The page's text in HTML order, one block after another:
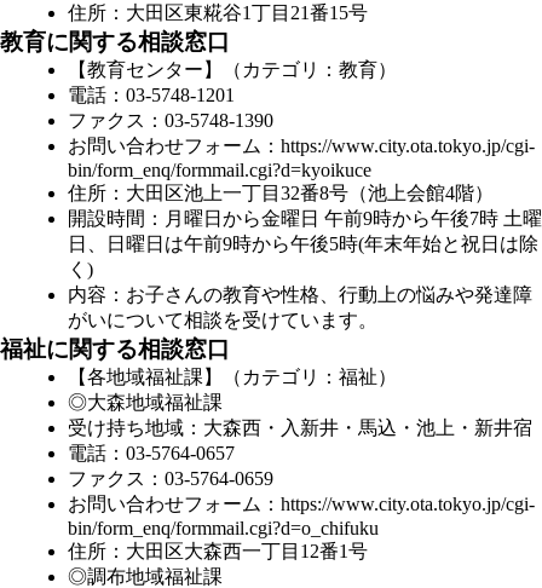
住所：大田区東糀谷1丁目21番15号
教育に関する相談窓口
【教育センター】（カテゴリ：教育）
電話：03-5748-1201
ファクス：03-5748-1390
お問い合わせフォーム： https://www.city.ota.tokyo.jp/cgi-
bin/form_enq/formmail.cgi?d=kyoikuce
住所：大田区池上一丁目32番8号（池上会館4階）
開設時間：月曜日から金曜日 午前9時から午後7時 土曜
日、日曜日は午前9時から午後5時(年末年始と祝日は除
く)
内容：お子さんの教育や性格、行動上の悩みや発達障
がいについて相談を受けています。
福祉に関する相談窓口
【各地域福祉課】（カテゴリ：福祉）
◎大森地域福祉課
受け持ち地域：大森西・入新井・馬込・池上・新井宿
電話：03-5764-0657
ファクス：03-5764-0659
お問い合わせフォーム： https://www.city.ota.tokyo.jp/cgi-
bin/form_enq/formmail.cgi?d=o_chifuku
住所：大田区大森西一丁目12番1号
◎調布地域福祉課